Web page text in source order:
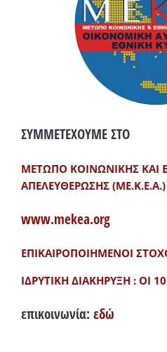
ΣΥΜΜΕΤΕΧΟΥΜΕ ΣΤΟ
ΜΕΤΩΠΟ ΚΟΙΝΩΝΙΚΗΣ ΚΑΙ
ΑΠΕΛΕΥΘΕΡΩΣΗΣ (ΜΕ.Κ.Ε.Α.)
www.mekea.org
ΕΠΙΚΑΙΡΟΠΟΙΗΜΕΝΟΙ
ΙΔΡΥΤΙΚΗ ΔΙΑΚΗΡΥΞΗ : ΟΙ
επικοινωνία: εδώ